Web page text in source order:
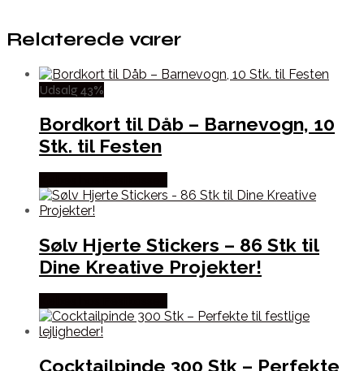
Relaterede varer
Udsalg 43%
Bordkort til Dåb – Barnevogn, 10
Stk. til Festen
Sølv Hjerte Stickers – 86 Stk til
Dine Kreative Projekter!
Cocktailpinde 300 Stk – Perfekte